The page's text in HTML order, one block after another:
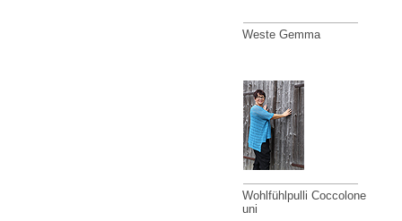
Weste Gemma
Wohlfühlpulli Coccolone
uni